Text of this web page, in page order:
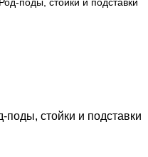
поды, стойки и подставки